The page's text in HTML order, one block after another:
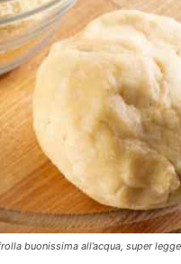
buonissima all’acqua, super